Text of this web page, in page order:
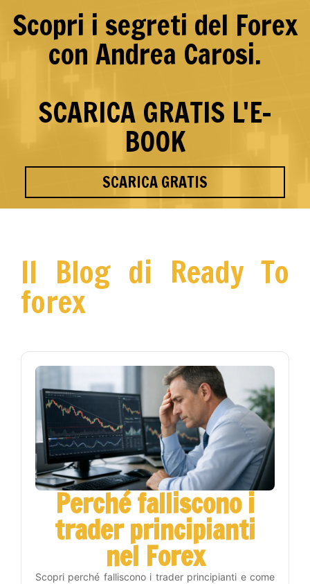
Scopri i segreti del Forex
con Andrea Carosi.
SCARICA GRATIS L'E-
BOOK
SCARICA GRATIS
Il Blog di Ready To
forex
Perché falliscono i
trader principianti
nel Forex
Scopri perché falliscono i trader principianti e come